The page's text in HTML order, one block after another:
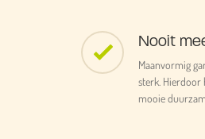
Nooit
Maanvormig
sterk. Hierdoor
mooie